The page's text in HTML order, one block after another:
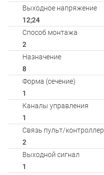
Выходное напряжение
12;24
Способ монтажа
2
Назначение
8
Форма (сечение)
1
Каналы управления
1
Связь пульт/контроллер
2
Выходной сигнал
1